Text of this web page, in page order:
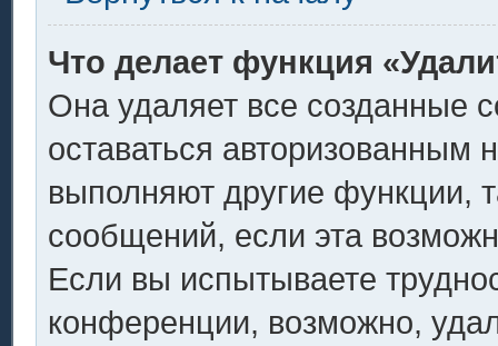
Что делает функция
Она удаляет все созданные
оставаться авторизованным
выполняют другие функции,
сообщений, если эта
Если вы испытываете
конференции, возможно,